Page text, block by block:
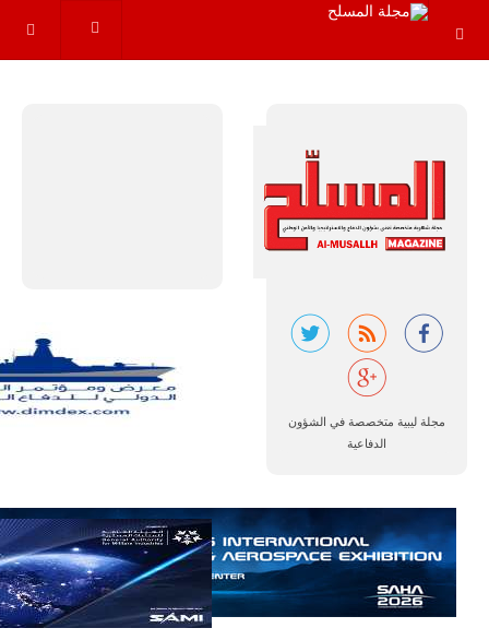
مجلة ليبية متخصصة في الشؤون
الدفاعية
أن تصبح القارة
الأفريقية أكبر
سوق عالمي
خلال العشرين
عاماً المقبلة، مع
توقعات بتوريد
نحو 150…
للمزيد